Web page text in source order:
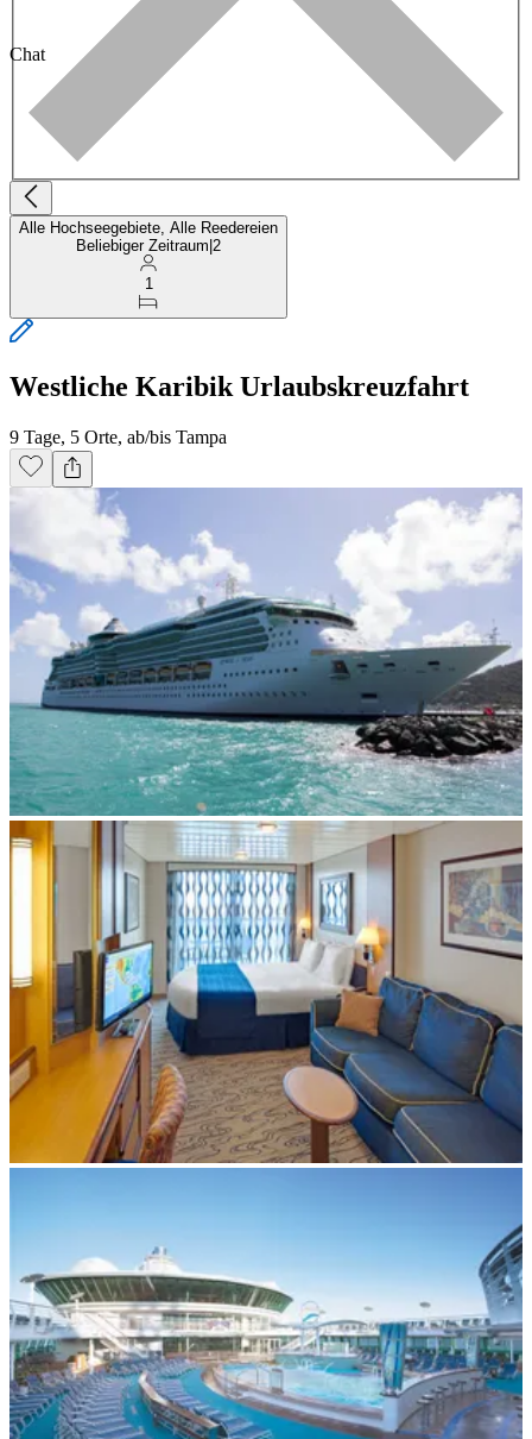
Chat
Alle Hochseegebiete, Alle Reedereien
Beliebiger Zeitraum 2
1
Westliche Karibik Urlaubskreuzfahrt
9 Tage, 5 Orte, ab/bis Tampa